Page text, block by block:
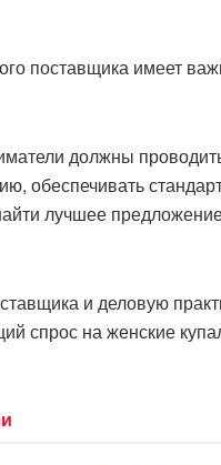
поставщика имеет
должны
обеспечивать
лучшее
и деловую
спрос на женские